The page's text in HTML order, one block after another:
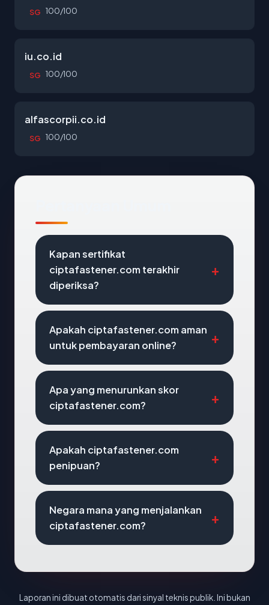
SG 100/100
iu.co.id
SG 100/100
alfascorpii.co.id
SG 100/100
Kapan sertifikat
ciptafastener.com terakhir
diperiksa?
Apakah ciptafastener.com aman
untuk pembayaran online?
Apa yang menurunkan skor
ciptafastener.com?
Apakah ciptafastener.com
penipuan?
Negara mana yang menjalankan
ciptafastener.com?
Laporan ini dibuat otomatis dari sinyal teknis publik. Ini bukan